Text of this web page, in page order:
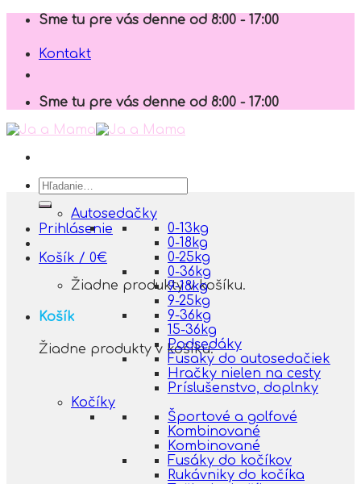
Skip
content
Sme tu pre vás denne od 8:00 - 17:00
Kontakt
Sme tu pre vás denne od 8:00 - 17:00
Hľadať:
Prihlásenie
Košík / 0€
Žiadne produkty v košíku.
Košík
Žiadne produkty v košíku.
Autosedačky
0-13kg
0-18kg
0-25kg
0-36kg
9-18kg
9-25kg
9-36kg
15-36kg
Podsedáky
Fusaky do autosedačiek
Hračky nielen na cesty
Príslušenstvo, doplnky
Kočíky
Športové a golfové
Kombinované
Kombinované
Fusáky do kočíkov
Rukávniky do kočíka